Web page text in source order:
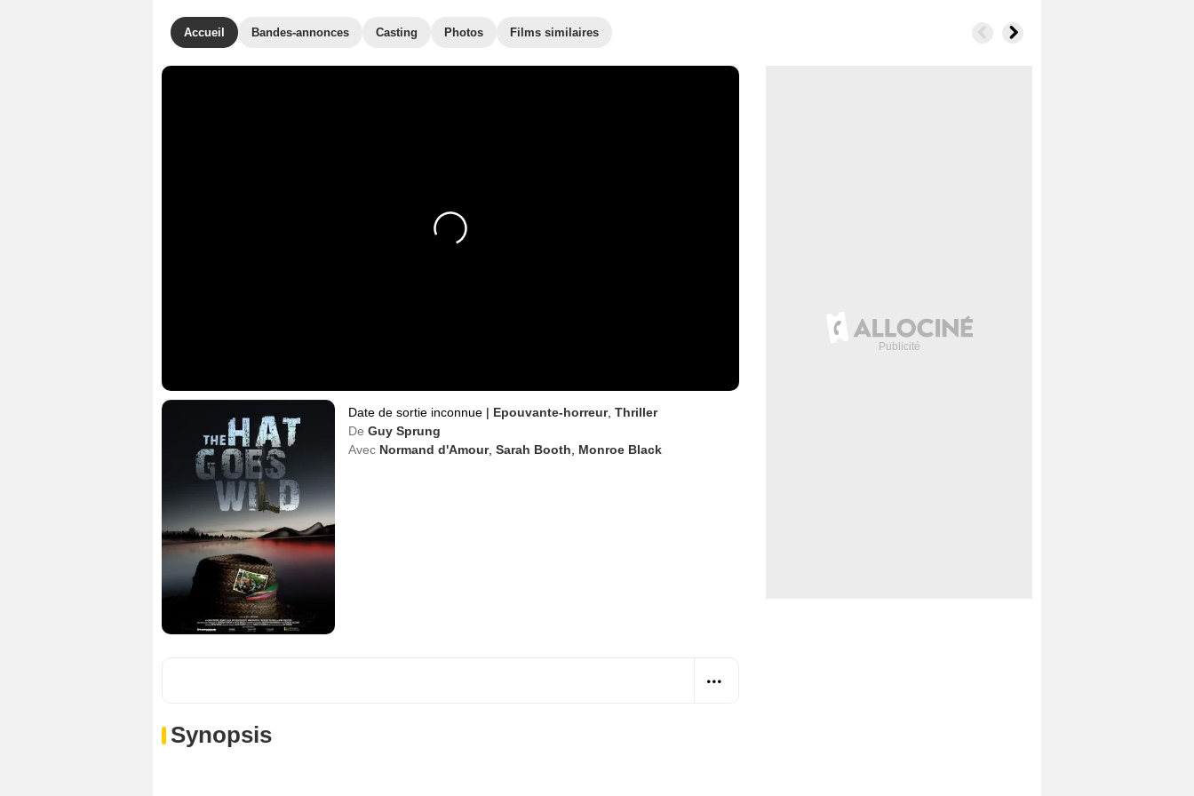
Accueil Bandes-annonces Casting Photos Films similaires
Date de sortie inconnue | Epouvante-horreur, Thriller
De Guy Sprung
Avec Normand d'Amour, Sarah Booth Monroe Black
Synopsis